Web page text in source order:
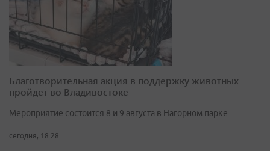
Благотворительная акция в поддержку животных
пройдет во Владивостоке
Мероприятие состоится 8 и 9 августа в Нагорном парке
сегодня, 18:28